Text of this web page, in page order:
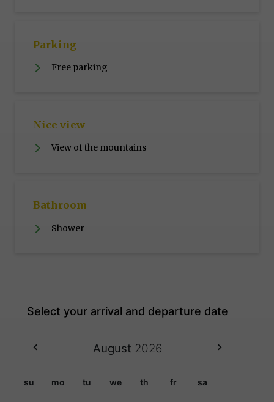
Parking
Free parking
Nice view
View of the mountains
Bathroom
Shower
August 2026
su mo tu we th fr sa